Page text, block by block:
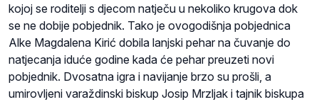
kojoj se roditelji s djecom natječu u nekoliko krugova dok
se ne dobije pobjednik. Tako je ovogodišnja pobjednica
Alke Magdalena Kirić dobila lanjski pehar na čuvanje do
natjecanja iduće godine kada će pehar preuzeti novi
pobjednik. Dvosatna igra i navijanje brzo su prošli, a
umirovljeni varaždinski biskup Josip Mrzljak i tajnik biskupa